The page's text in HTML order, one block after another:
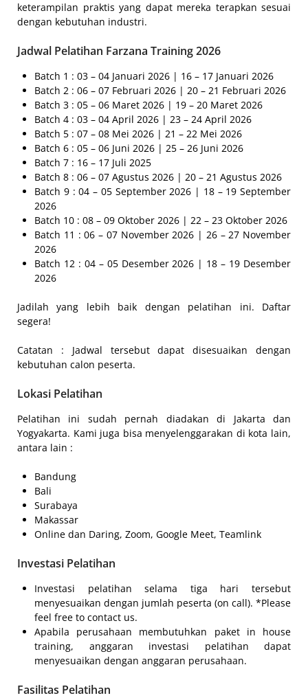
keterampilan praktis yang dapat mereka terapkan sesuai
dengan kebutuhan industri.
Jadwal Pelatihan Farzana Training 2026
Batch 1 : 03 – 04 Januari 2026 | 16 – 17 Januari 2026
Batch 2 : 06 – 07 Februari 2026 | 20 – 21 Februari 2026
Batch 3 : 05 – 06 Maret 2026 | 19 – 20 Maret 2026
Batch 4 : 03 – 04 April 2026 | 23 – 24 April 2026
Batch 5 : 07 – 08 Mei 2026 | 21 – 22 Mei 2026
Batch 6 : 05 – 06 Juni 2026 | 25 – 26 Juni 2026
Batch 7 : 16 – 17 Juli 2025
Batch 8 : 06 – 07 Agustus 2026 | 20 – 21 Agustus 2026
Batch 9 : 04 – 05 September 2026 | 18 – 19 September
2026
Batch 10 : 08 – 09 Oktober 2026 | 22 – 23 Oktober 2026
Batch 11 : 06 – 07 November 2026 | 26 – 27 November
2026
Batch 12 : 04 – 05 Desember 2026 | 18 – 19 Desember
2026
Jadilah yang lebih baik dengan pelatihan ini. Daftar
segera!
Catatan : Jadwal tersebut dapat disesuaikan dengan
kebutuhan calon peserta.
Lokasi Pelatihan
Pelatihan ini sudah pernah diadakan di Jakarta dan
Yogyakarta. Kami juga bisa menyelenggarakan di kota lain,
antara lain :
Bandung
Bali
Surabaya
Makassar
Online dan Daring, Zoom, Google Meet, Teamlink
Investasi Pelatihan
Investasi pelatihan selama tiga hari tersebut
menyesuaikan dengan jumlah peserta (on call). *Please
feel free to contact us.
Apabila perusahaan membutuhkan paket in house
training, anggaran investasi pelatihan dapat
menyesuaikan dengan anggaran perusahaan.
Fasilitas Pelatihan